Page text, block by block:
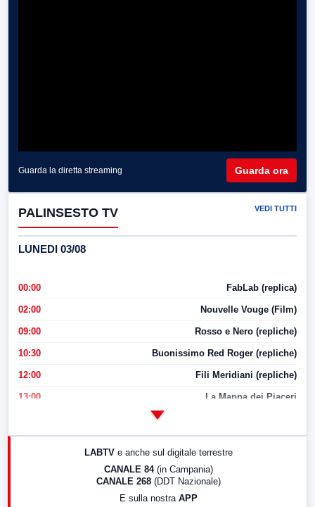
Guarda la diretta streaming Guarda ora
PALINSESTO TV VEDI TUTTI
LUNEDI 03/08
00:00 FabLab (replica)
02:00 Nouvelle Vouge (Film)
09:00 Rosso e Nero (repliche)
10:30 Buonissimo Red Roger (repliche)
12:00 Fili Meridiani (repliche)
13:00 La Mappa dei Piaceri
LABTV e anche sul digitale terrestre
CANALE 84 (in Campania)
CANALE 268 (DDT Nazionale)
E sulla nostra APP